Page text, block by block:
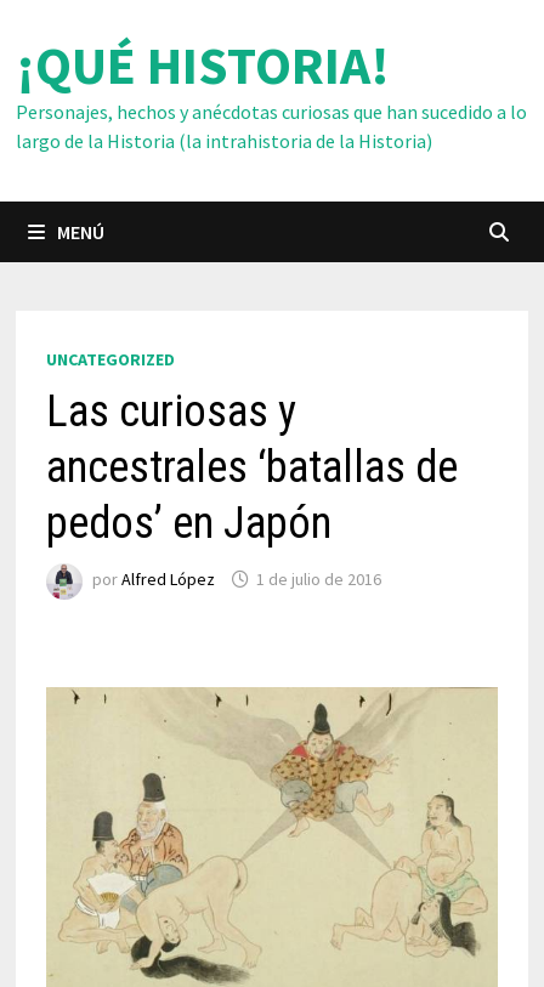
contenido
¡QUÉ HISTORIA!
Personajes, hechos y anécdotas curiosas que han sucedido a lo
largo de la Historia (la intrahistoria de la Historia)
MENÚ
UNCATEGORIZED
Las curiosas y
ancestrales ‘batallas de
pedos’ en Japón
porAlfred López 1 de julio de 2016